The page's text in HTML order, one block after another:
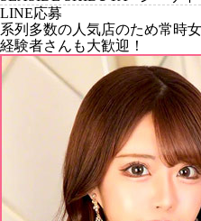
LINE応募
系列多数の人気店のため常時
経験者さんも大歓迎！